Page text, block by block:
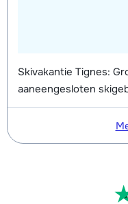
Skivakantie Tignes:
aaneengesloten